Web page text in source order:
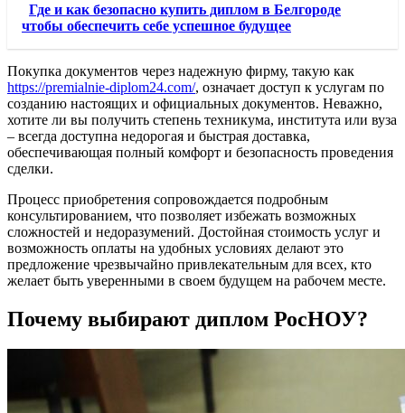
Где и как безопасно купить диплом в Белгороде
чтобы обеспечить себе успешное будущее
Покупка документов через надежную фирму, такую как
https://premialnie-diplom24.com/, означает доступ к услугам по
созданию настоящих и официальных документов. Неважно,
хотите ли вы получить степень техникума, института или вуза
– всегда доступна недорогая и быстрая доставка,
обеспечивающая полный комфорт и безопасность проведения
сделки.
Процесс приобретения сопровождается подробным
консультированием, что позволяет избежать возможных
сложностей и недоразумений. Достойная стоимость услуг и
возможность оплаты на удобных условиях делают это
предложение чрезвычайно привлекательным для всех, кто
желает быть уверенными в своем будущем на рабочем месте.
Почему выбирают диплом РосНОУ?